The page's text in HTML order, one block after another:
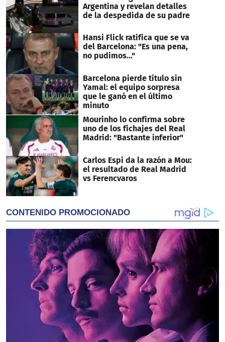
second
Argentina y revelan detalles
de la despedida de su padre
Hansi Flick ratifica que se va
del Barcelona: "Es una pena,
no pudimos..."
Barcelona pierde título sin
Yamal: el equipo sorpresa
que le ganó en el último
minuto
Mourinho lo confirma sobre
uno de los fichajes del Real
Madrid: "Bastante inferior"
Carlos Espi da la razón a Mou:
el resultado de Real Madrid
vs Ferencvaros